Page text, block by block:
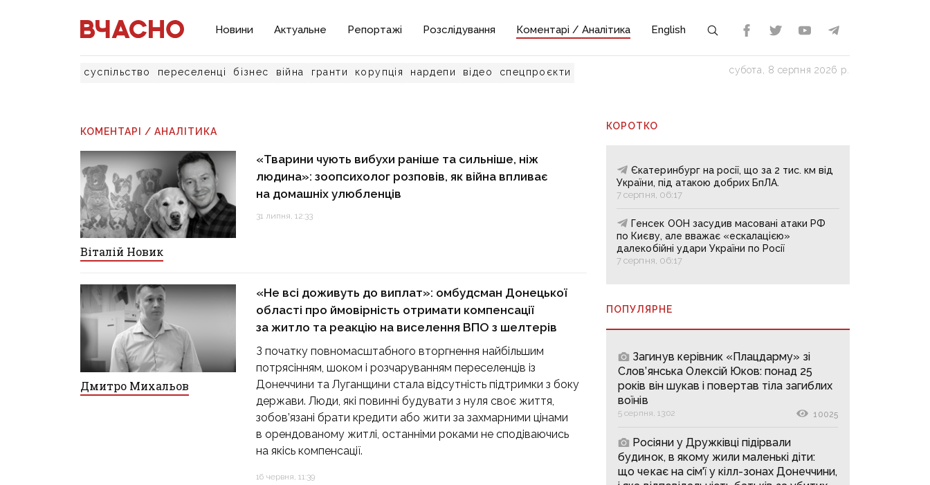
Новини Актуальне Репортажі Розслідування Коментарі / Аналітика English
суспільство переселенці бізнес війна гранти корупція нардепи відео спецпроєкти субота, 8 серпня 2026 р.
КОМЕНТАРІ / АНАЛІТИКА
Віталій Новик
«Тварини чують вибухи раніше та сильніше, ніж
людина»: зоопсихолог розповів, як війна впливає
на домашніх улюбленців
31 липня, 12:33
Дмитро Михальов
«Не всі доживуть до виплат»: омбудсман Донецької
області про ймовірність отримати компенсації
за житло та реакцію на виселення ВПО з шелтерів
З початку повномасштабного вторгнення найбільшим
потрясінням, шоком і розчаруванням переселенців із
Донеччини та Луганщини стала відсутність підтримки з боку
держави. Люди, які повинні будувати з нуля своє життя,
зобов’язані брати кредити або жити за захмарними цінами
в орендованому житлі, останніми роками не сподіваючись
на якісь компенсації.
16 червня, 11:39
КОРОТКО
Єкатеринбург на росії, що за 2 тис. км від
України, під атакою добрих БпЛА.
7 серпня, 06:17
Генсек ООН засудив масовані атаки РФ
по Києву, але вважає «ескалацією»
далекобійні удари України по Росії
7 серпня, 06:17
ПОПУЛЯРНE
Загинув керівник «Плацдарму» зі
Слов’янська Олексій Юков: понад 25
років він шукав і повертав тіла загиблих
воїнів
5 серпня, 13:02 10025
Росіяни у Дружківці підірвали
будинок, в якому жили маленькі діти:
що чекає на сім'ї у кілл-зонах Донеччини,